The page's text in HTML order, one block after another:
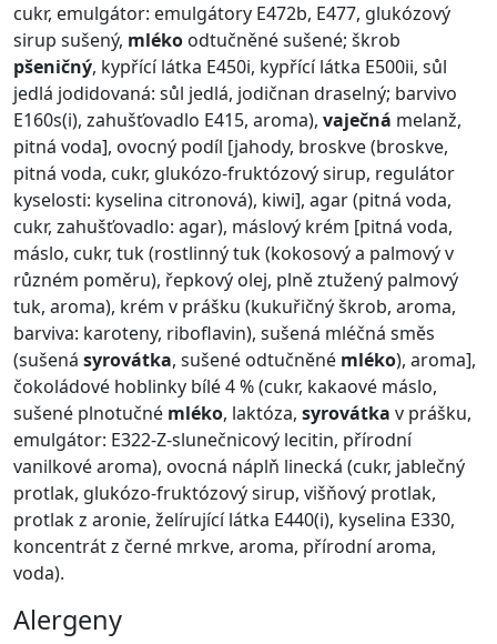
cukr, emulgátor: emulgátory E472b, E477, glukózový
sirup sušený, mléko odtučněné sušené; škrob
pšeničný, kypřící látka E450i, kypřící látka E500ii, sůl
jedlá jodidovaná: sůl jedlá, jodičnan draselný; barvivo
E160s(i), zahušťovadlo E415, aroma), vaječná melanž,
pitná voda], ovocný podíl [jahody, broskve (broskve,
pitná voda, cukr, glukózo-fruktózový sirup, regulátor
kyselosti: kyselina citronová), kiwi], agar (pitná voda,
cukr, zahušťovadlo: agar), máslový krém [pitná voda,
máslo, cukr, tuk (rostlinný tuk (kokosový a palmový v
různém poměru), řepkový olej, plně ztužený palmový
tuk, aroma), krém v prášku (kukuřičný škrob, aroma,
barviva: karoteny, riboflavin), sušená mléčná směs
(sušená syrovátka, sušené odtučněné mléko), aroma],
čokoládové hoblinky bílé 4 % (cukr, kakaové máslo,
sušené plnotučné mléko, laktóza, syrovátka v prášku,
emulgátor: E322-Z-slunečnicový lecitin, přírodní
vanilkové aroma), ovocná náplň linecká (cukr, jablečný
protlak, glukózo-fruktózový sirup, višňový protlak,
protlak z aronie, želírující látka E440(i), kyselina E330,
koncentrát z černé mrkve, aroma, přírodní aroma,
voda).
Alergeny